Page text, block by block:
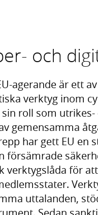
och
agerande är ett
verktyg inom
roll som
gemensamma
har gett EU en
försämrade
verktygslåda för
uttalanden,